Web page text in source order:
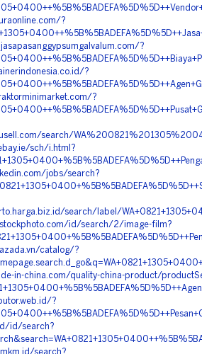
?
?
?
?
search/
sch/i.html?
jobs/search?
search/label/
id/search/2/image-film?
catalog/?
in-china.com/quality-china-product/
?
id/search?
search?